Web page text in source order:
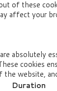
of these
affect your
absolutely
cookies
website,
Duration